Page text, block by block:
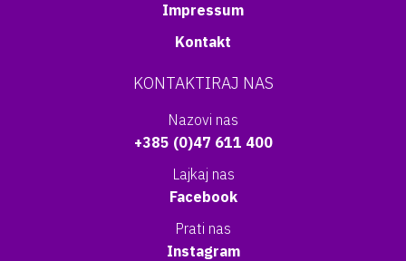
Impressum
Kontakt
KONTAKTIRAJ NAS
Nazovi nas
+385 (0)47 611 400
Lajkaj nas
Facebook
Prati nas
Instagram